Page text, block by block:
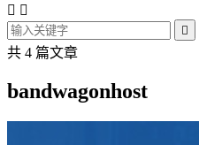
 

共 4 篇文章
bandwagonhost